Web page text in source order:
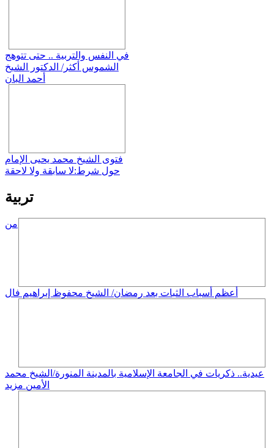
في النفس والتربية .. حتى تتوهج
الشموس أكثر/ الدكتور الشيخ
أحمد البان
فتوى الشيخ محمد يحيى الإمام
حول شرط:لا سابقة ولا لاحقة
تربية
من
أعظم أسباب الثبات بعد رمضان/ الشيخ محفوظ إبراهيم فال
عيدية.. ذكريات في الجامعة الإسلامية بالمدينة المنورة/الشيخ محمد
الأمين مزيد